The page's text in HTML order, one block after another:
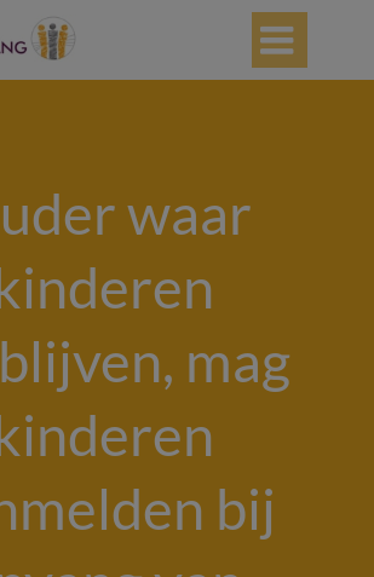

waar
mag
bij